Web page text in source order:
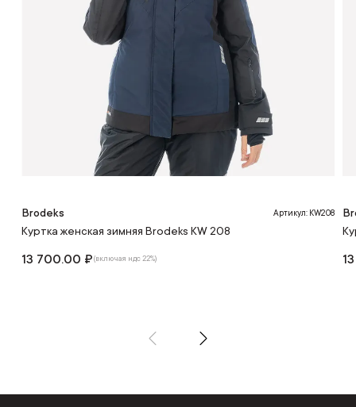
Brodeks Артикул: KW208
Куртка женская зимняя Brodeks KW 208
13 700.00 ₽(включая ндс 22%)